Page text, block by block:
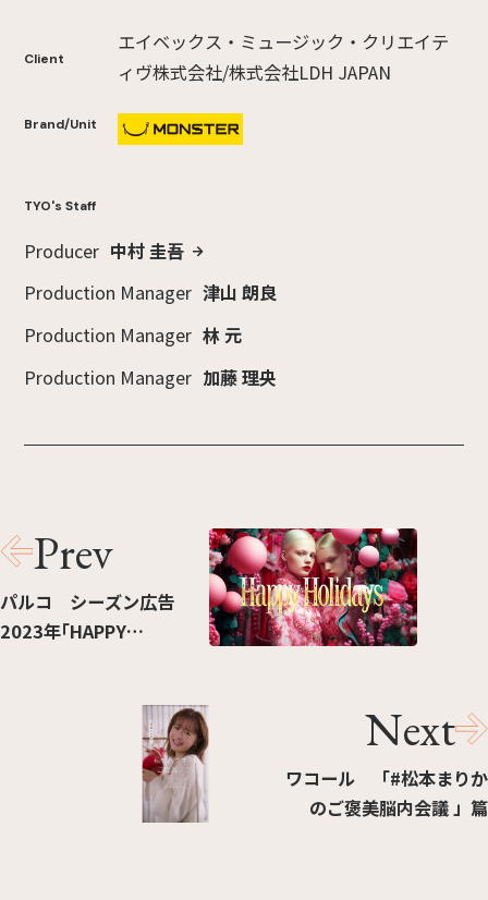
Client
エイベックス・ミュージック・クリエイテ
ィヴ株式会社/株式会社LDH JAPAN
Brand/Unit
TYO's Staff
Producer 中村 圭吾
Production Manager 津山 朗良
Production Manager 林 元
Production Manager 加藤 理央
Prev
パルコ シーズン広告
2023年｢HAPPY
Next
ワコール 「#松本まりか
のご褒美脳内会議 」篇